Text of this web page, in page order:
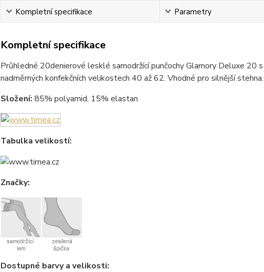
Kompletní specifikace Parametry
Kompletní specifikace
Průhledné 20denierové lesklé samodržící punčochy Glamory Deluxe 20
nadměrných konfekčních velikostech 40 až 62. Vhodné pro silnější stehna.
Složení: 85% polyamid, 15% elastan
Tabulka velikostí:
Značky:
Dostupné barvy a velikosti: